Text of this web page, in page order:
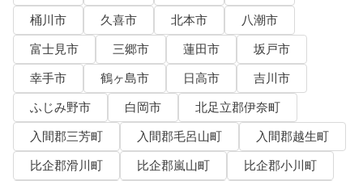
桶川市
久喜市 北本市
八潮市
富士見市
三郷市 蓮田市
坂戸市
幸手市
鶴ヶ島市 日高市
吉川市
ふじみ野市
白岡市
北足立郡伊奈町
入間郡三芳町
入間郡毛呂山町
入間郡越生町
比企郡滑川町
比企郡嵐山町
比企郡小川町